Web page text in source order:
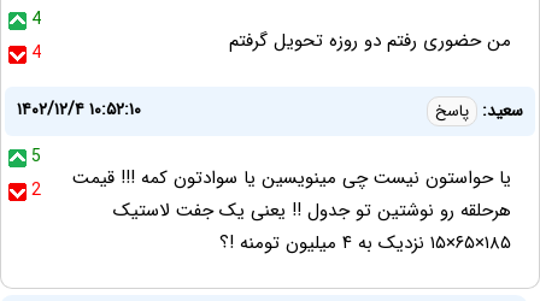
4
4
من حضوری رفتم دو روزه تحویل گرفتم
سعید: پاسخ
۱۴۰۲/۱۲/۴ ۱۰:۵۲:۱۰
5
2
یا حواستون نیست چی مینویسین یا سوادتون کمه !!! قیمت
هرحلقه رو نوشتین تو جدول !! یعنی یک جفت لاستیک
۱۸۵×۶۵×۱۵ نزدیک به ۴ میلیون تومنه !؟